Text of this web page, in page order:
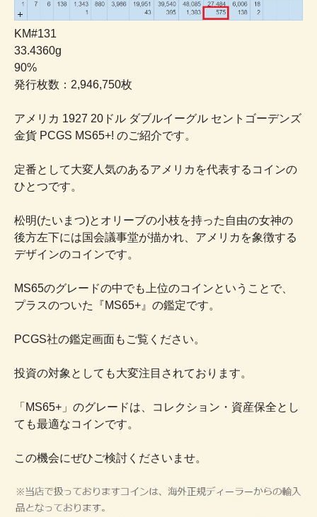
KM#131
33.4360g
90%
発行枚数：2,946,750枚
アメリカ 1927 20ドル ダブルイーグル セントゴーデンズ
金貨 PCGS MS65+! のご紹介です。
定番として大変人気のあるアメリカを代表するコインの
ひとつです。
松明(たいまつ)とオリーブの小枝を持った自由の女神の
後方左下には国会議事堂が描かれ、アメリカを象徴する
デザインのコインです。
MS65のグレードの中でも上位のコインということで、
プラスのついた『MS65+』の鑑定です。
PCGS社の鑑定画面もご覧ください。
投資の対象としても大変注目されております。
「MS65+」のグレードは、コレクション・資産保全とし
ても最適なコインです。
この機会にぜひご検討くださいませ。